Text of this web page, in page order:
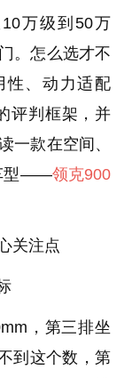
万级到50万
。怎么选才不
性、动力适配
评判框架，并
一款在空间、
型——领克900
关注点
，第三排坐
到这个数，第